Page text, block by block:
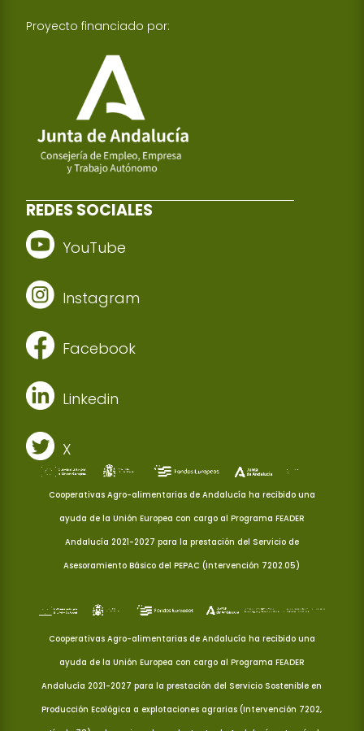
Proyecto financiado por:
REDES SOCIALES
YouTube
Instagram
Facebook
Linkedin
X
Cooperativas Agro-alimentarias de Andalucía ha recibido una
ayuda de la Unión Europea con cargo al Programa FEADER
Andalucía 2021-2027 para la prestación del Servicio de
Asesoramiento Básico del PEPAC (Intervención 7202.05)
Cooperativas Agro-alimentarias de Andalucía ha recibido una
ayuda de la Unión Europea con cargo al Programa FEADER
Andalucía 2021-2027 para la prestación del Servicio Sostenible en
Producción Ecológica a explotaciones agrarias (Intervención 7202,